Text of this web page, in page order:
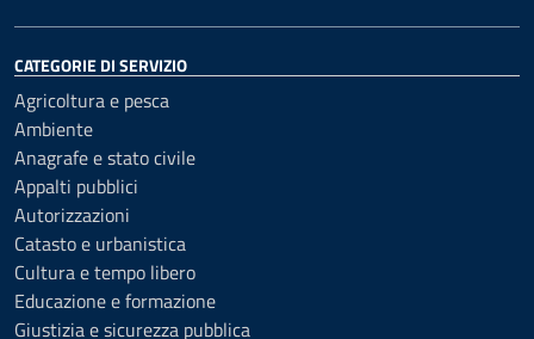
CATEGORIE DI SERVIZIO
Agricoltura e pesca
Ambiente
Anagrafe e stato civile
Appalti pubblici
Autorizzazioni
Catasto e urbanistica
Cultura e tempo libero
Educazione e formazione
Giustizia e sicurezza pubblica